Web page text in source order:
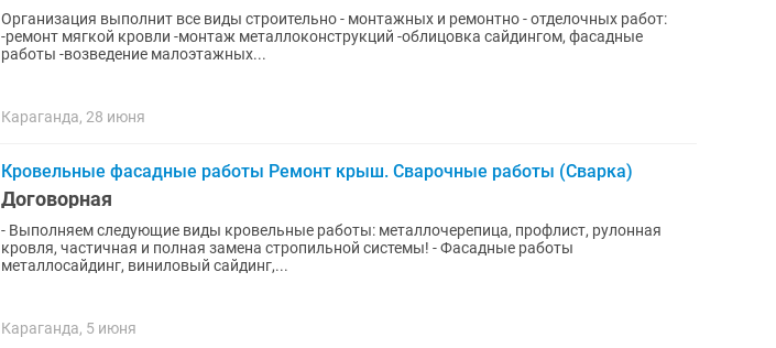
Организация выполнит все виды строительно - монтажных и ремонтно - отделочных работ:
-ремонт мягкой кровли -монтаж металлоконструкций -облицовка сайдингом, фасадные
работы -возведение малоэтажных...
Караганда, 28 июня
Кровельные фасадные работы Ремонт крыш. Сварочные работы (Сварка)
Договорная
- Выполняем следующие виды кровельные работы: металлочерепица, профлист, рулонная
кровля, частичная и полная замена стропильной системы! - Фасадные работы
металлосайдинг, виниловый сайдинг,...
Караганда, 5 июня